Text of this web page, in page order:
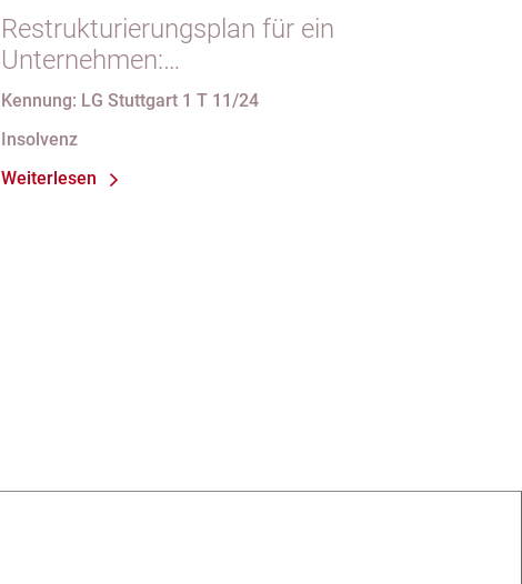
Restrukturierungsplan für ein
Unternehmen:
Verfassungsbeschwerde gegen
Kennung: LG Stuttgart 1 T 11/24
Insolvenz
Weiterlesen